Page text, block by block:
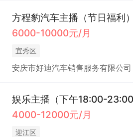
方程豹汽车主播（节日福利）
6000-10000元/月
宜秀区
安庆市好迪汽车销售服务有限公司
娱乐主播（下午18:00-
4000-12000元/月
迎江区